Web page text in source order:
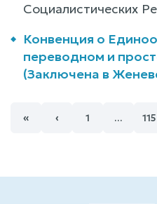
Социалистических
Конвенция о
переводном и
(Заключена в
« ‹ 1 … 115